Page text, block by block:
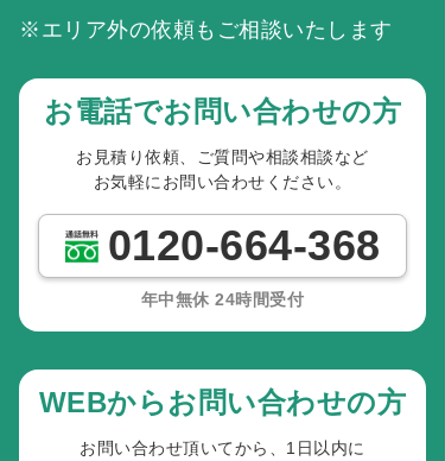
※エリア外の依頼もご相談いたします
お電話でお問い合わせの方
お見積り依頼、ご質問や相談相談など
お気軽にお問い合わせください。
0120-664-368
年中無休 24時間受付
WEBからお問い合わせの方
お問い合わせ頂いてから、1日以内に